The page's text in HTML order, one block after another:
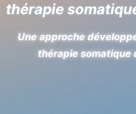
thérapie
Une approche
thérapie somatique